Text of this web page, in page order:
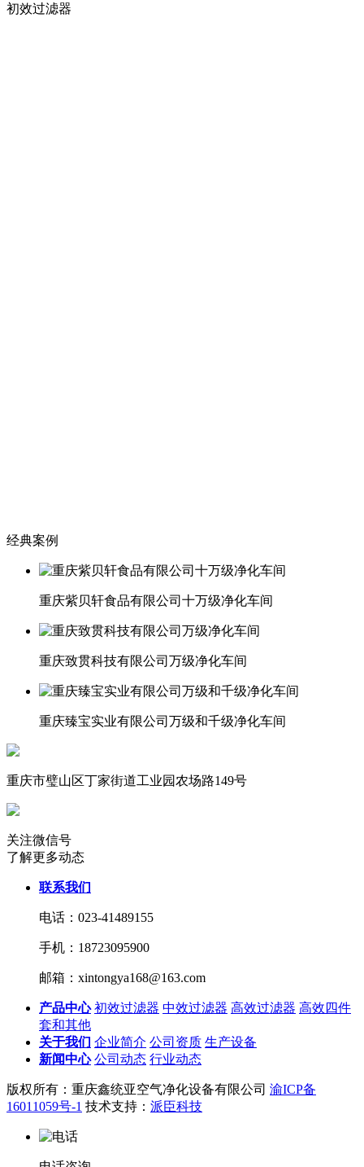
初效过滤器
经典案例
重庆紫贝轩食品有限公司十万级净化车间
重庆致贯科技有限公司万级净化车间
重庆臻宝实业有限公司万级和千级净化车间
重庆市璧山区丁家街道工业园农场路149号
关注微信号
了解更多动态
联系我们
电话：023-41489155
手机：18723095900
邮箱：xintongya168@163.com
产品中心 初效过滤器 中效过滤器 高效过滤器 高效四件
套和其他
关于我们 企业简介 公司资质 生产设备
新闻中心 公司动态 行业动态
版权所有：重庆鑫统亚空气净化设备有限公司 渝ICP备
16011059号-1 技术支持： 派臣科技